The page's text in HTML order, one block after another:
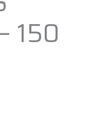
150